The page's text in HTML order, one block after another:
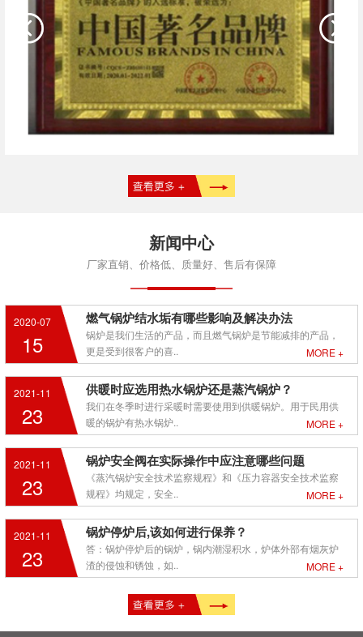
新闻中心
厂家直销、价格低、质量好、售后有保障
2020-07
15
燃气锅炉结水垢有哪些影响及解决办法
锅炉是我们生活的产品，而且燃气锅炉是节能减排的产品，
更是受到很客户的喜..
MORE +
2021-11
23
供暖时应选用热水锅炉还是蒸汽锅炉？
我们在冬季时进行采暖时需要使用到供暖锅炉。用于民用供
暖的锅炉有热水锅炉..
MORE +
2021-11
23
锅炉安全阀在实际操作中应注意哪些问题
《蒸汽锅炉安全技术监察规程》和《压力容器安全技术监察
规程》均规定，安全..
MORE +
2021-11
23
锅炉停炉后,该如何进行保养？
答：锅炉停炉后的锅炉，锅内潮湿积水，炉体外部有烟灰炉
渣的侵蚀和锈蚀，如..
MORE +